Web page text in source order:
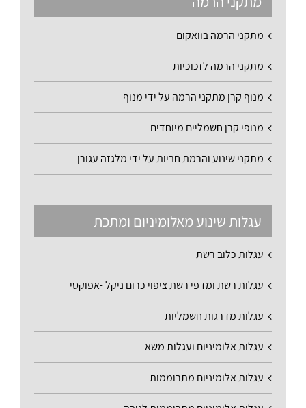
מתקני הרמה בוואקום
מתקני הרמה לזכוכיות
מנוף קרן מתקני הרמה על ידי מנוף
מנופי קרן חשמליים מיוחדים
מתקני שינוע והרמת חביות על ידי מלגזה עגורן
עגלות שינוע מאלומיניום ומתכת
עגלות כלוב רשת
עגלות רשת ומדפי רשת ציפוי כרום ניקל -אפוקסי
עגלות מדרגות חשמליות
עגלות אלומיניום ועגלות משא
עגלות אלומיניום מתרוממות